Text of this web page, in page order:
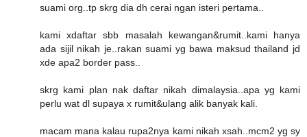
suami org..tp skrg dia dh cerai ngan isteri pertama..
kami xdaftar sbb masalah kewangan&rumit..kami hanya
ada sijil nikah je..rakan suami yg bawa maksud thailand jd
xde apa2 border pass..
skrg kami plan nak daftar nikah dimalaysia..apa yg kami
perlu wat dl supaya x rumit&ulang alik banyak kali.
macam mana kalau rupa2nya kami nikah xsah..mcm2 yg sy